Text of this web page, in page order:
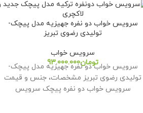
سرویس خواب دو نفره جهیزیه مدل پیچک-
تولیدی رضوی تبریز
سرویس خواب
تومان
سرویس خواب دو نفره جهیزیه مدل پیچک-
تولیدی رضوی تبریز مشخصات، جنس و قیمت
سرویس خواب دو نفره پیچک سرویس